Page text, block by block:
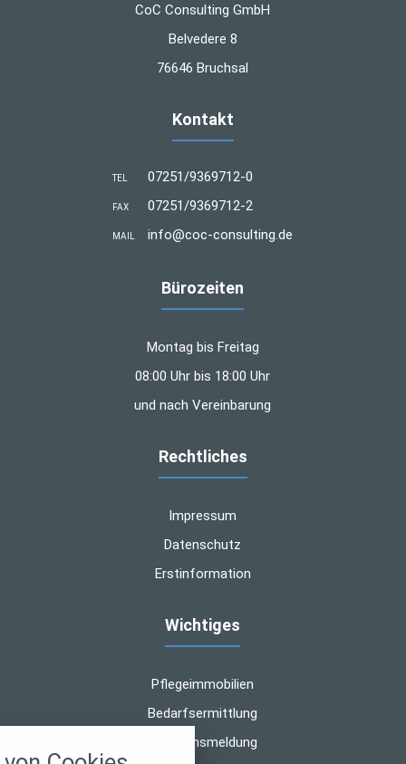
CoC Consulting GmbH
Belvedere 8
76646 Bruchsal
Kontakt
TEL 07251/9369712-0
FAX 07251/9369712-2
MAIL info@coc-consulting.de
Bürozeiten
Montag bis Freitag
08:00 Uhr bis 18:00 Uhr
und nach Vereinbarung
Rechtliches
Impressum
Datenschutz
Erstinformation
Wichtiges
Pflegeimmobilien
Bedarfsermittlung
Schadensmeldung